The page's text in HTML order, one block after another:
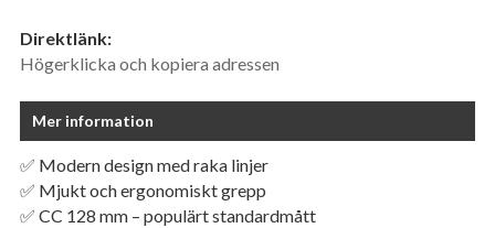
Direktlänk:
Högerklicka och kopiera adressen
Mer information
✅ Modern design med raka linjer
✅ Mjukt och ergonomiskt grepp
✅ CC 128 mm – populärt standardmått